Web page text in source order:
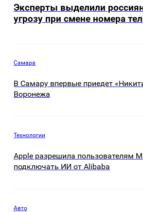
Эксперты выделили
угрозу при смене номера
Самара
В Самару впервые приедет
Воронежа
Технологии
Apple разрешила пользователям
подключать ИИ от Alibaba
Авто